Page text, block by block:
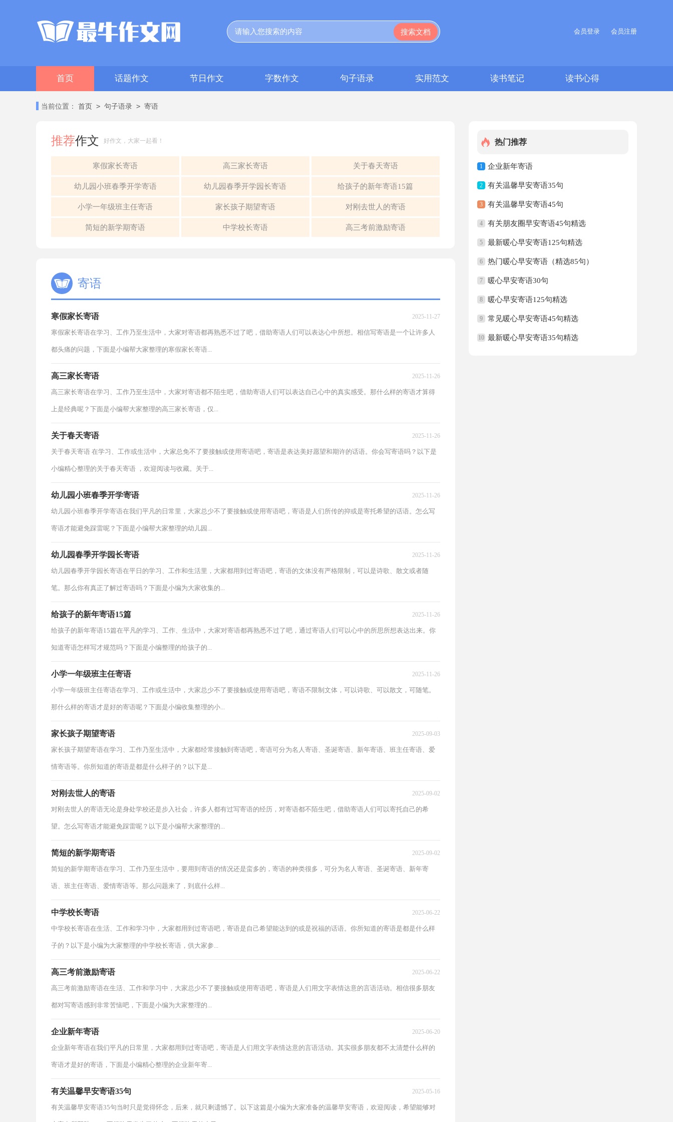
会员登录 会员注册
首页 话题作文 节日作文 字数作文 句子语录 实用范文 读书笔记 读书心得
当前位置： 首页 > 句子语录 > 寄语
推荐作文 好作文，大家一起看！
寒假家长寄语 高三家长寄语 关于春天寄语
幼儿园小班春季开学寄语 幼儿园春季开学园长寄语 给孩子的新年寄语15篇
小学一年级班主任寄语 家长孩子期望寄语 对刚去世人的寄语
简短的新学期寄语 中学校长寄语 高三考前激励寄语
寄语
寒假家长寄语 2025-11-27
寒假家长寄语在学习、工作乃至生活中，大家对寄语都再熟悉不过了吧，借助寄语人们可以表达心中所想。相信写寄语是一个让许多人
都头痛的问题，下面是小编帮大家整理的寒假家长寄语...
高三家长寄语 2025-11-26
高三家长寄语在学习、工作乃至生活中，大家对寄语都不陌生吧，借助寄语人们可以表达自己心中的真实感受。那什么样的寄语才算得
上是经典呢？下面是小编帮大家整理的高三家长寄语，仅...
关于春天寄语 2025-11-26
关于春天寄语 在学习、工作或生活中，大家总免不了要接触或使用寄语吧，寄语是表达美好愿望和期许的话语。你会写寄语吗？以下是
小编精心整理的关于春天寄语 ，欢迎阅读与收藏。关于...
幼儿园小班春季开学寄语 2025-11-26
幼儿园小班春季开学寄语在我们平凡的日常里，大家总少不了要接触或使用寄语吧，寄语是人们所传的抑或是寄托希望的话语。怎么写
寄语才能避免踩雷呢？下面是小编帮大家整理的幼儿园...
幼儿园春季开学园长寄语 2025-11-26
幼儿园春季开学园长寄语在平日的学习、工作和生活里，大家都用到过寄语吧，寄语的文体没有严格限制，可以是诗歌、散文或者随
笔。那么你有真正了解过寄语吗？下面是小编为大家收集的...
给孩子的新年寄语15篇 2025-11-26
给孩子的新年寄语15篇在平凡的学习、工作、生活中，大家对寄语都再熟悉不过了吧，通过寄语人们可以心中的所思所想表达出来。你
知道寄语怎样写才规范吗？下面是小编整理的给孩子的...
小学一年级班主任寄语 2025-11-26
小学一年级班主任寄语在学习、工作或生活中，大家总少不了要接触或使用寄语吧，寄语不限制文体，可以诗歌、可以散文，可随笔。
那什么样的寄语才是好的寄语呢？下面是小编收集整理的小...
家长孩子期望寄语 2025-09-03
家长孩子期望寄语在学习、工作乃至生活中，大家都经常接触到寄语吧，寄语可分为名人寄语、圣诞寄语、新年寄语、班主任寄语、爱
情寄语等。你所知道的寄语是都是什么样子的？以下是...
对刚去世人的寄语 2025-09-02
对刚去世人的寄语无论是身处学校还是步入社会，许多人都有过写寄语的经历，对寄语都不陌生吧，借助寄语人们可以寄托自己的希
望。怎么写寄语才能避免踩雷呢？以下是小编帮大家整理的...
简短的新学期寄语 2025-09-02
简短的新学期寄语在学习、工作乃至生活中，要用到寄语的情况还是蛮多的，寄语的种类很多，可分为名人寄语、圣诞寄语、新年寄
语、班主任寄语、爱情寄语等。那么问题来了，到底什么样...
中学校长寄语 2025-06-22
中学校长寄语在生活、工作和学习中，大家都用到过寄语吧，寄语是自己希望能达到的或是祝福的话语。你所知道的寄语是都是什么样
子的？以下是小编为大家整理的中学校长寄语，供大家参...
高三考前激励寄语 2025-06-22
高三考前激励寄语在生活、工作和学习中，大家总少不了要接触或使用寄语吧，寄语是人们用文字表情达意的言语活动。相信很多朋友
都对写寄语感到非常苦恼吧，下面是小编为大家整理的...
企业新年寄语 2025-06-20
企业新年寄语在我们平凡的日常里，大家都用到过寄语吧，寄语是人们用文字表情达意的言语活动。其实很多朋友都不太清楚什么样的
寄语才是好的寄语，下面是小编精心整理的企业新年寄...
有关温馨早安寄语35句 2025-05-16
有关温馨早安寄语35句当时只是觉得怀念，后来，就只剩遗憾了。以下这篇是小编为大家准备的温馨早安寄语，欢迎阅读，希望能够对
热门推荐
1 企业新年寄语
2 有关温馨早安寄语35句
3 有关温馨早安寄语45句
4 有关朋友圈早安寄语45句精选
5 最新暖心早安寄语125句精选
6 热门暖心早安寄语（精选85句）
7 暖心早安寄语30句
8 暖心早安寄语125句精选
9 常见暖心早安寄语45句精选
10 最新暖心早安寄语35句精选